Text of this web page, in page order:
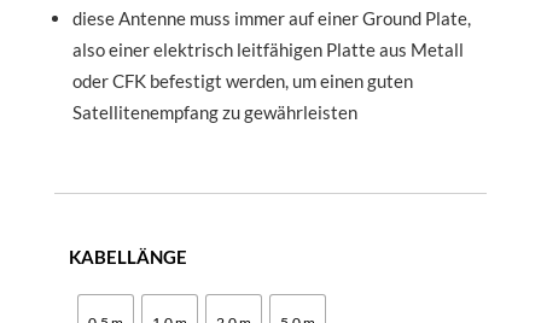
diese Antenne muss immer auf einer Ground Plate,
also einer elektrisch leitfähigen Platte aus Metall
oder CFK befestigt werden, um einen guten
Satellitenempfang zu gewährleisten
KABELLÄNGE